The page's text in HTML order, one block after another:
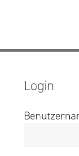
ÜBER UNS
WERKE UND
LEITBILD
Login